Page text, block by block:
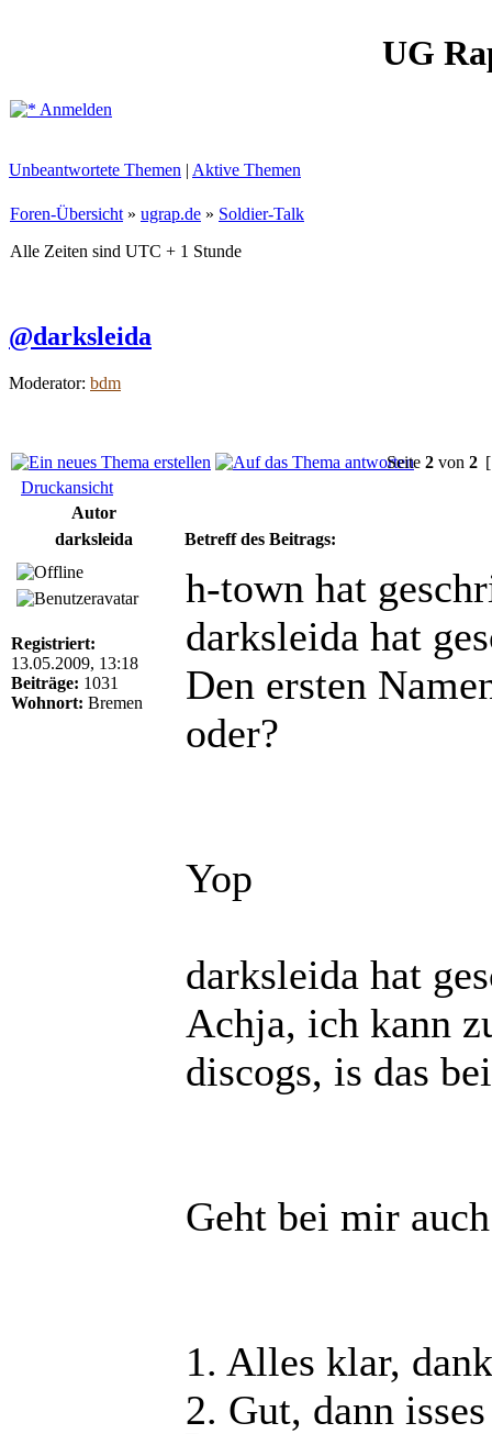
UG
Anmelden
Unbeantwortete Themen | Aktive Themen
Foren-Übersicht » ugrap.de » Soldier-Talk
Alle Zeiten sind UTC + 1 Stunde
@darksleida
Moderator: bdm
Seite 2 von 2
Druckansicht
Autor
darksleida
Betreff des Beitrags:
Registriert:
13.05.2009, 13:18
Beiträge: 1031
Wohnort: Bremen
h-town hat
darksleida hat
Den ersten
oder?
Yop
darksleida hat
Achja, ich kann
discogs, is das
Geht bei mir
1. Alles klar,
2. Gut, dann